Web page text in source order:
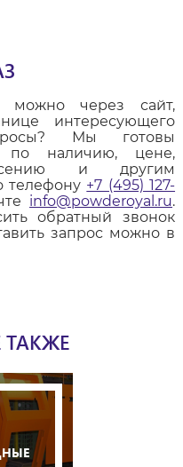
можно через сайт,
интересующего
Мы готовы
по наличию, цене,
и другим
+7 (495) 127-
info@powderoyal.ru.
обратный звонок
запрос можно в
ТАКЖЕ